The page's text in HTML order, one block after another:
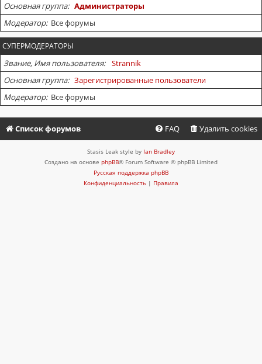
Основная группа
Администраторы
Модератор Все форумы
СУПЕРМОДЕРАТОРЫ
Звание, Имя пользователя
Strannik
Основная группа
Зарегистрированные пользователи
Модератор Все форумы
Список форумов Удалить cookies
FAQ
Stasis Leak style by Ian Bradley
Создано на основе phpBB® Forum Software © phpBB Limited
Русская поддержка phpBB
Конфиденциальность | Правила